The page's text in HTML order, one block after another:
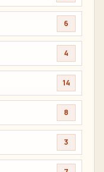
6
4
14
8
3